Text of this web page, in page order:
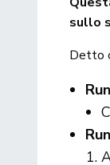
sullo
Detto